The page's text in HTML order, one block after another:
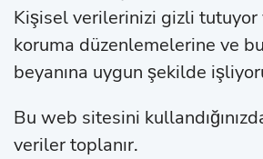
Kişisel verilerinizi gizli tutuyor
koruma düzenlemelerine ve
beyanına uygun şekilde
Bu web sitesini
veriler toplanır.